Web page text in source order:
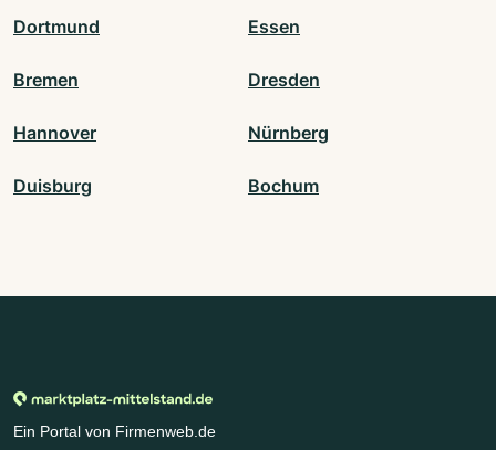
Dortmund Essen
Bremen Dresden
Hannover Nürnberg
Duisburg Bochum
Ein Portal von Firmenweb.de